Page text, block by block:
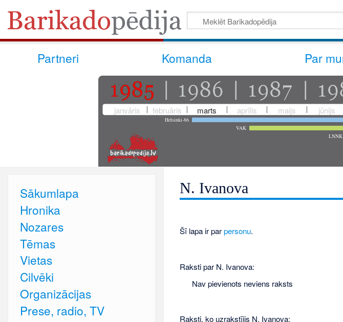
Partneri Komanda Par
janvāris februāris marts aprīlis maijs jūnijs
Helsinki-86
VAK
LNNK
N. Ivanova
Šī lapa ir parpersonu.
Raksti par N. Ivanova:
Nav pievienots neviens raksts
Raksti, ko uzrakstījis N. Ivanova:
Sākumlapa
Hronika
Nozares
Tēmas
Vietas
Cilvēki
Organizācijas
Prese, radio, TV